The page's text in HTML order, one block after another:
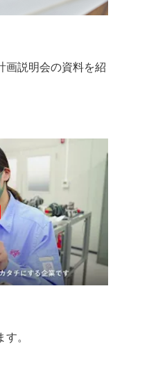
画説明会の資料を紹
。